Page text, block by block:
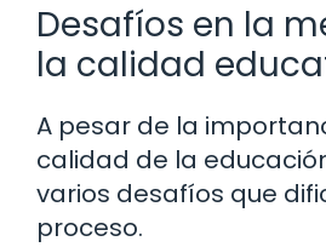
Desafíos en la
la calidad
A pesar de la
calidad de la
varios desafíos que
proceso.